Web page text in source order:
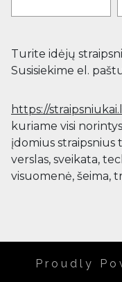
Turite idėjų
Susisiekime el.
https://
kuriame visi
įdomius straipsnius
verslas, sveikata,
visuomenė, šeima,
Proudly